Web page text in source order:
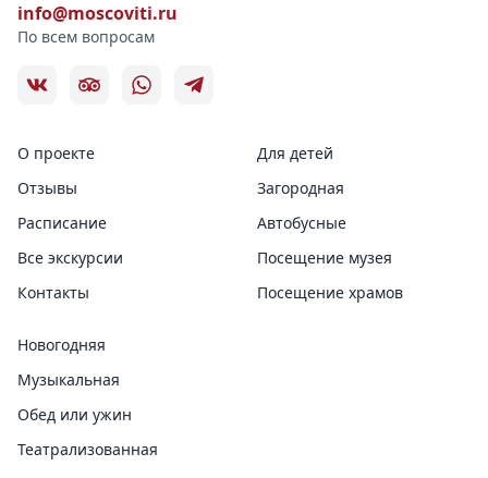
info@moscoviti.ru
По всем вопросам
О проекте
Отзывы
Расписание
Все экскурсии
Контакты
Для детей
Загородная
Автобусные
Посещение музея
Посещение храмов
Новогодняя
Музыкальная
Обед или ужин
Театрализованная